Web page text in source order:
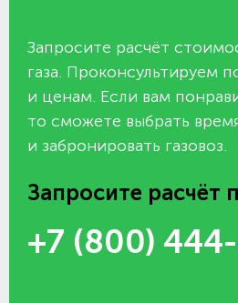
Запросите расчёт
газа. Проконсультируем
и ценам. Если вам
то сможете выбрать
и забронировать газовоз.
Запросите расчёт
+7 (800)